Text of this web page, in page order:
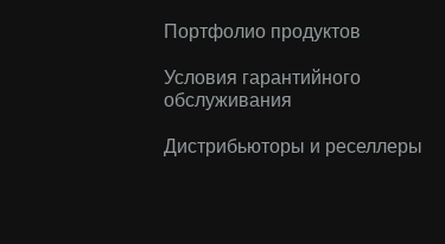
Портфолио продуктов
Условия гарантийного
обслуживания
Дистрибьюторы и реселлеры